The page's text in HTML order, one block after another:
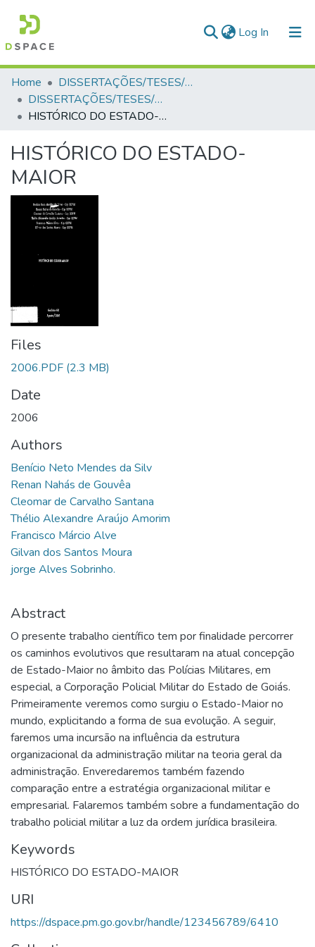
Log In (current)
Communities & Collections
All of DSpace
Home
DISSERTAÇÕES/TESES/MONOGRAFIAS
DISSERTAÇÕES/TESES/MONOGRAFIAS
HISTÓRICO DO ESTADO-MAIOR
HISTÓRICO DO ESTADO-
MAIOR
Files
2006.PDF (2.3 MB)
Date
2006
Authors
Benício Neto Mendes da Silv
Renan Nahás de Gouvêa
Cleomar de Carvalho Santana
Thélio Alexandre Araújo Amorim
Francisco Márcio Alve
Gilvan dos Santos Moura
jorge Alves Sobrinho.
Abstract
O presente trabalho científico tem por finalidade percorrer
os caminhos evolutivos que resultaram na atual concepção
de Estado-Maior no âmbito das Polícias Militares, em
especial, a Corporação Policial Militar do Estado de Goiás.
Primeiramente veremos como surgiu o Estado-Maior no
mundo, explicitando a forma de sua evolução. A seguir,
faremos uma incursão na influência da estrutura
organizacional da administração militar na teoria geral da
administração. Enveredaremos também fazendo
comparação entre a estratégia organizacional militar e
empresarial. Falaremos também sobre a fundamentação do
trabalho policial militar a luz da ordem jurídica brasileira.
Keywords
HISTÓRICO DO ESTADO-MAIOR
URI
https://dspace.pm.go.gov.br/handle/123456789/6410